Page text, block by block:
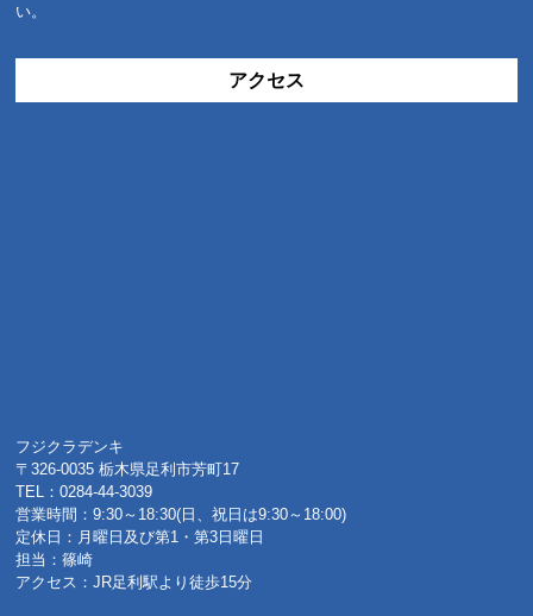
い。
アクセス
フジクラデンキ
〒326-0035 栃木県足利市芳町17
TEL：0284-44-3039
営業時間：9:30～18:30(日、祝日は9:30～18:00)
定休日：月曜日及び第1・第3日曜日
担当：篠崎
アクセス：JR足利駅より徒歩15分